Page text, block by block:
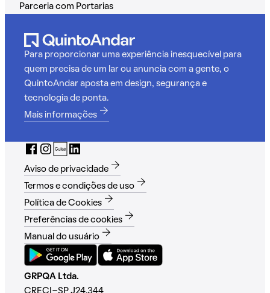
Parceria com Portarias
Para proporcionar uma experiência inesquecível para
quem precisa de um lar ou anuncia com a gente, o
QuintoAndar aposta em design, segurança e
tecnologia de ponta.
Mais informações
Aviso de privacidade
Termos e condições de uso
Política de Cookies
Preferências de cookies
Manual do usuário
GRPQA Ltda.